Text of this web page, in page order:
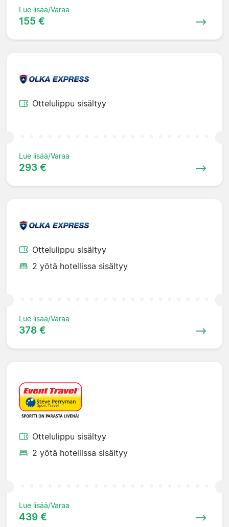
Lue lisää/Varaa
155 €
Ottelulippu sisältyy
Lue lisää/Varaa
293 €
Ottelulippu sisältyy
2 yötä hotellissa sisältyy
Lue lisää/Varaa
378 €
Ottelulippu sisältyy
2 yötä hotellissa sisältyy
Lue lisää/Varaa
439 €